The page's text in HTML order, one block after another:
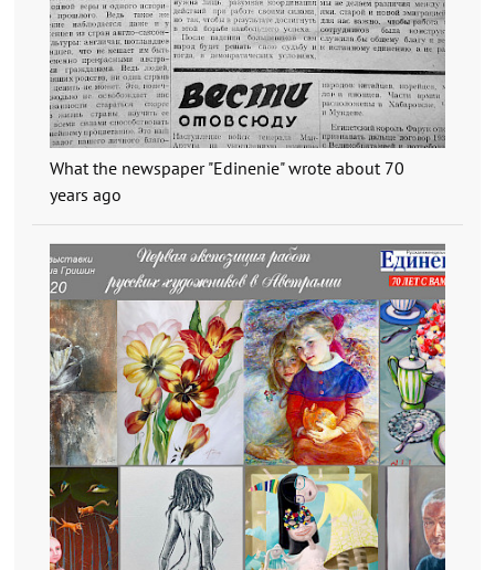
What the newspaper "Edinenie" wrote about 70
years ago